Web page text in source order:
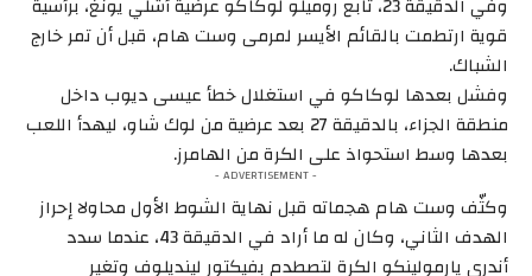
وفي الدقيقة 23، تابع روميلو لوكاكو عرضية أشلي يونغ، برأسية
قوية ارتطمت بالقائم الأيسر لمرمى وست هام، قبل أن تمر خارج
الشباك.
وفشل بعدها لوكاكو في استغلال خطأ عيسى ديوب داخل
منطقة الجزاء، بالدقيقة 27 بعد عرضية من لوك شاو، ليهدأ اللعب
بعدها وسط استحواذ على الكرة من الهامرز.
- ADVERTISEMENT -
وكثّف وست هام هجماته قبل نهاية الشوط الأول محاولا إحراز
الهدف الثاني، وكان له ما أراد في الدقيقة 43، عندما سدد
أندري يارمولينكو الكرة لتصطدم بفيكتور لينديلوف وتغير